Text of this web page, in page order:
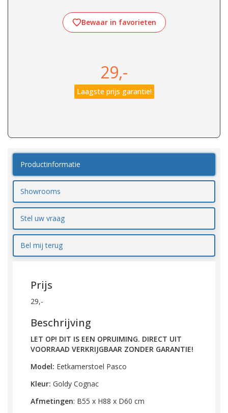
Bewaar in favorieten
29,-
Laagste prijs garantie!
Productinformatie
Showrooms
Stel uw vraag
Bel mij terug
Prijs
29,-
Beschrijving
LET OP! DIT IS EEN OPRUIMING. DIRECT UIT
VOORRAAD VERKRIJGBAAR ZONDER GARANTIE!
Model: Eetkamerstoel Pasco
Kleur: Goldy Cognac
Afmetingen: B55 x H88 x D60 cm